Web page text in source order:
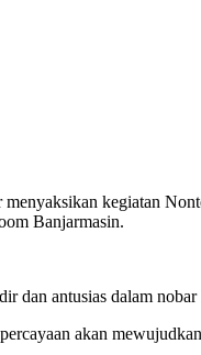
kegiatan
Banjarmasin.
dan antusias dalam
akan